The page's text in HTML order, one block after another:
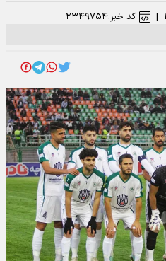
| کد خبر:۲۳۴۹۷۵۴